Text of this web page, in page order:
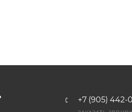
+7 (905) 442-